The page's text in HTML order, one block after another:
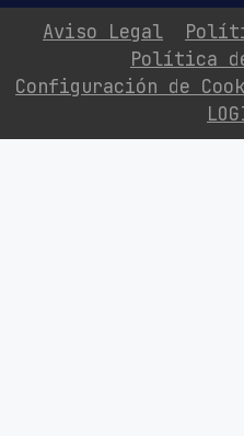
Aviso Legal
Política
Configuración de